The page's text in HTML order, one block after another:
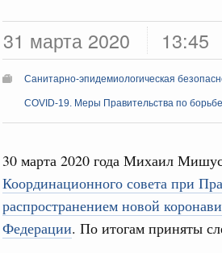
31 марта 2020 13:45
Санитарно-эпидемиологическая
COVID-19. Меры Правительства по
30 марта 2020 года Михаил
Координационного совета при
распространением новой
Федерации. По итогам приняты
программы